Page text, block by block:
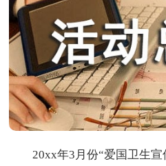
20xx年3月份“爱国卫生宣